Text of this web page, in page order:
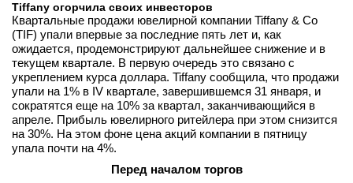
Tiffany огорчила своих инвесторов
Квартальные продажи ювелирной компании Tiffany & Co
(TIF) упали впервые за последние пять лет и, как
ожидается, продемонстрируют дальнейшее снижение и в
текущем квартале. В первую очередь это связано с
укреплением курса доллара. Tiffany сообщила, что продажи
упали на 1% в IV квартале, завершившемся 31 января, и
сократятся еще на 10% за квартал, заканчивающийся в
апреле. Прибыль ювелирного ритейлера при этом снизится
на 30%. На этом фоне цена акций компании в пятницу
упала почти на 4%.
Перед началом торгов